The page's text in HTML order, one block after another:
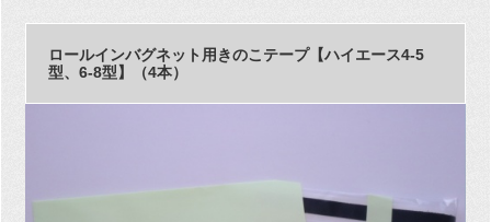
ロールインバグネット用きのこテープ【ハイエース4-5
型、6-8型】（4本）